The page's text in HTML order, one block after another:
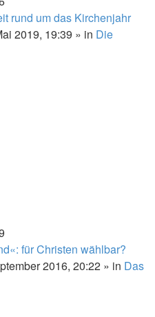
rund um das Kirchenjahr
2019, 19:39 » in Die
für Christen wählbar?
2016, 20:22 » in Das